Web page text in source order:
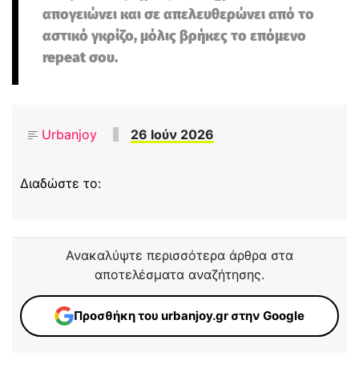
απογειώνει και σε απελευθερώνει από το
αστικό γκρίζο, μόλις βρήκες το επόμενο
repeat σου.
Urbanjoy 26 Ιούν 2026
Διαδώστε το:
Ανακαλύψτε περισσότερα άρθρα στα
αποτελέσματα αναζήτησης.
Προσθήκη του urbanjoy.gr στην Google